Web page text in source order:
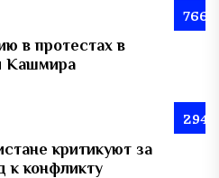
766
в протестах в
Кашмира
294
критикуют за
к конфликту